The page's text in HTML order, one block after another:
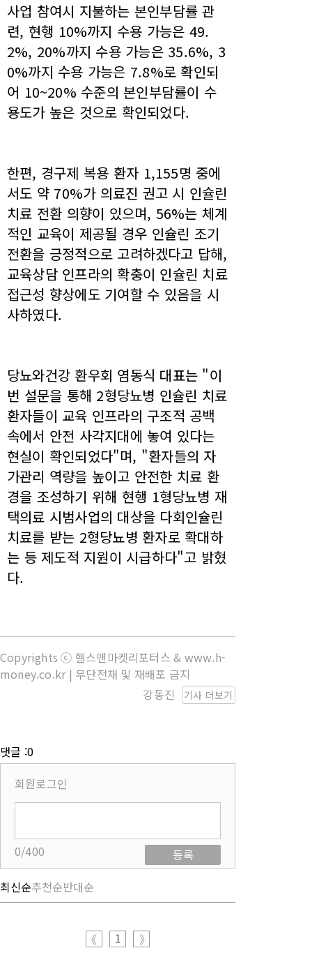
사업 참여시 지불하는 본인부담률 관
련, 현행 10%까지 수용 가능은 49.
2%, 20%까지 수용 가능은 35.6%, 3
0%까지 수용 가능은 7.8%로 확인되
어 10~20% 수준의 본인부담률이 수
용도가 높은 것으로 확인되었다.
한편, 경구제 복용 환자 1,155명 중에
서도 약 70%가 의료진 권고 시 인슐린
치료 전환 의향이 있으며, 56%는 체계
적인 교육이 제공될 경우 인슐린 조기
전환을 긍정적으로 고려하겠다고 답해,
교육상담 인프라의 확충이 인슐린 치료
접근성 향상에도 기여할 수 있음을 시
사하였다.
당뇨와건강 환우회 염동식 대표는 "이
번 설문을 통해 2형당뇨병 인슐린 치료
환자들이 교육 인프라의 구조적 공백
속에서 안전 사각지대에 놓여 있다는
현실이 확인되었다"며, "환자들의 자
가관리 역량을 높이고 안전한 치료 환
경을 조성하기 위해 현행 1형당뇨병 재
택의료 시범사업의 대상을 다회인슐린
치료를 받는 2형당뇨병 환자로 확대하
는 등 제도적 지원이 시급하다"고 밝혔
다.
Copyrights ⓒ 헬스앤마켓리포터스 & www.h-
money.co.kr | 무단전재 및 재배포 금지
기사 더보기
강동진
댓글 :0
회원로그인
0/400
등록
최신순추천순반대순
《 1 》